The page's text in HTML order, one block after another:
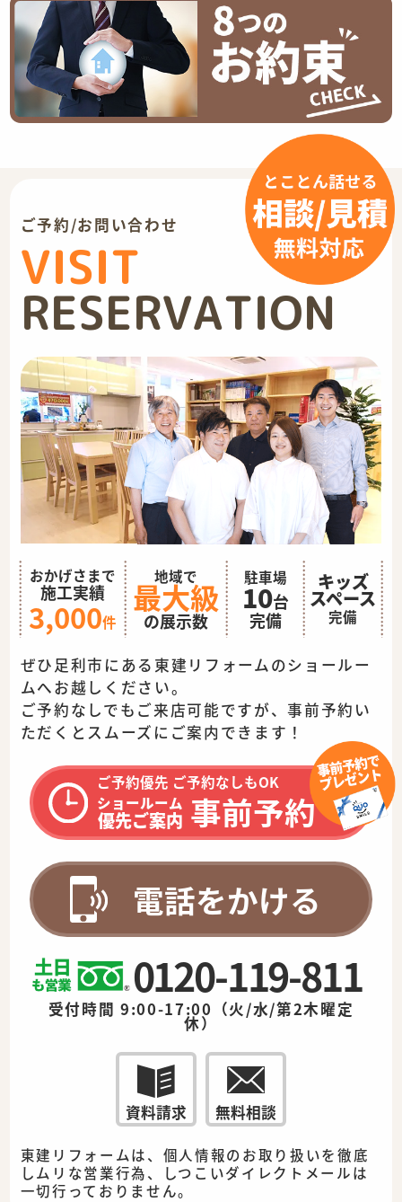
ご予約/お問い合わせ
VISIT
RESERVATION
おかげさまで
施工実績
3,000件
地域で
最大級
の展示数
駐車場
10台
完備
キッズ
スペース
完備
ぜひ足利市にある東建リフォームのショールー
ムへお越しください。
ご予約なしでもご来店可能ですが、事前予約い
ただくとスムーズに ご案内できます！
ご予約優先 ご予約なしもOK
ショールーム
優先ご案内 事前予約
電話をかける
0120-119-811
受付時間 9:00-17:00（火/水/第2木曜定
休）
資料請求 無料相談
東建リフォームは、個人情報のお取り扱いを徹底
しムリな営業行為、しつこいダイレクトメールは
一切行っておりません。